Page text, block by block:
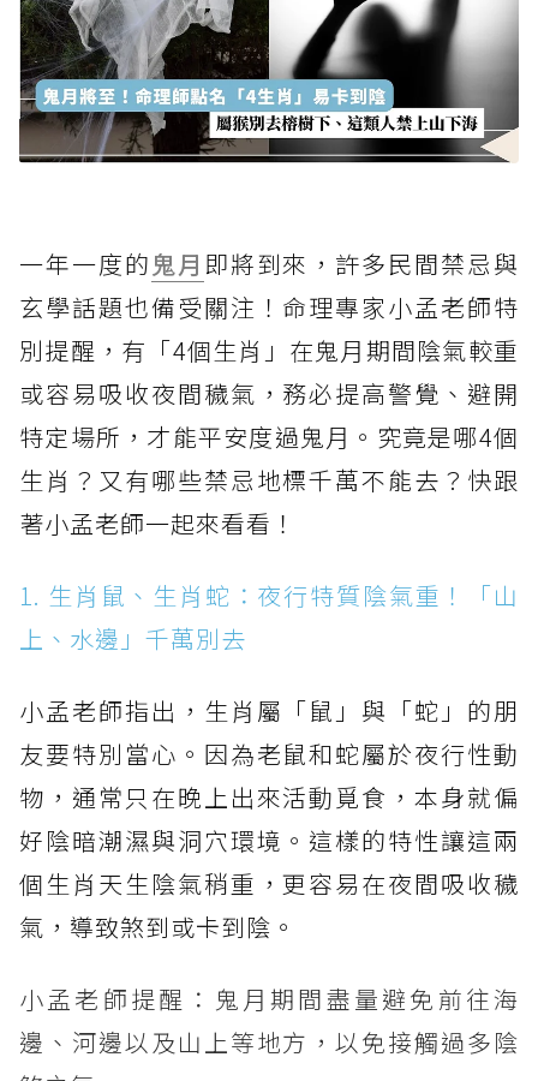
一年一度的鬼月 即將到來，許多民間禁忌與
玄學話題也備受關注！命理專家小孟老師特
別提醒，有「4個生肖」在鬼月期間陰氣較重
或容易吸收夜間穢氣，務必提高警覺、避開
特定場所，才能平安度過鬼月。究竟是哪4個
生肖？又有哪些禁忌地標千萬不能去？快跟
著小孟老師一起來看看！
1. 生肖鼠、生肖蛇：夜行特質陰氣重！「山
上、水邊」千萬別去
小孟老師指出，生肖屬「鼠」與「蛇」的朋
友要特別當心。因為老鼠和蛇屬於夜行性動
物，通常只在晚上出來活動覓食，本身就偏
好陰暗潮濕與洞穴環境。這樣的特性讓這兩
個生肖天生陰氣稍重，更容易在夜間吸收穢
氣，導致煞到或卡到陰。
小孟老師提醒：鬼月期間盡量避免前往海
邊、河邊以及山上等地方，以免接觸過多陰